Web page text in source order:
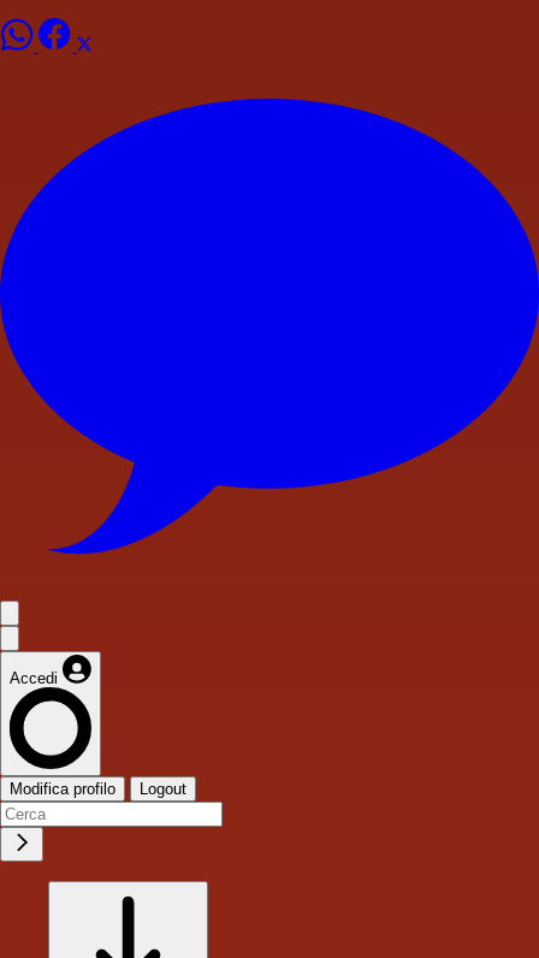
Accedi
Modifica profilo Logout